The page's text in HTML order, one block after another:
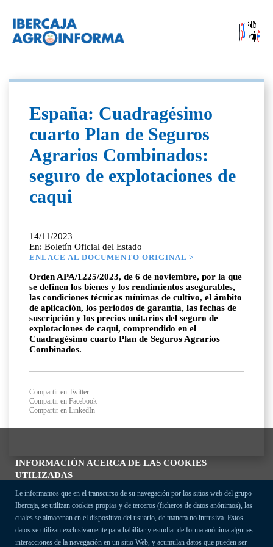
INFORMACIÓN ACERCA DE LAS COOKIES
UTILIZADAS
Le informamos que en el transcurso de su navegación por los sitios web del grupo
Ibercaja, se utilizan cookies propias y de terceros (ficheros de datos anónimos), las
cuales se almacenan en el dispositivo del usuario, de manera no intrusiva. Estos
datos se utilizan exclusivamente para habilitar y estudiar de forma anónima algunas
interacciones de la navegación en un sitio Web, y acumulan datos que pueden ser
España: Cuadragésimo
cuarto Plan de Seguros
Agrarios Combinados:
seguro de explotaciones de
caqui
14/11/2023
En: Boletín Oficial del Estado
ENLACE AL DOCUMENTO ORIGINAL >
Orden APA/1225/2023, de 6 de noviembre, por la que
se definen los bienes y los rendimientos asegurables,
las condiciones técnicas mínimas de cultivo, el ámbito
de aplicación, los periodos de garantía, las fechas de
suscripción y los precios unitarios del seguro de
explotaciones de caqui, comprendido en el
Cuadragésimo cuarto Plan de Seguros Agrarios
Combinados.
Compartir en Twitter
Compartir en Facebook
Compartir en LinkedIn